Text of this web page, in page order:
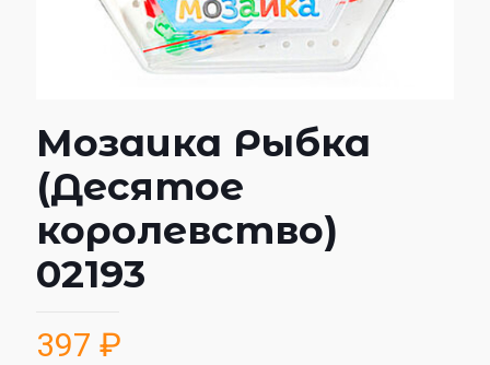
Мозаика Рыбка
(Десятое
королевство)
02193
397 ₽